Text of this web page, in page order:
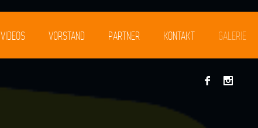
VIDEOS VORSTAND PARTNER KONTAKT GALERIE